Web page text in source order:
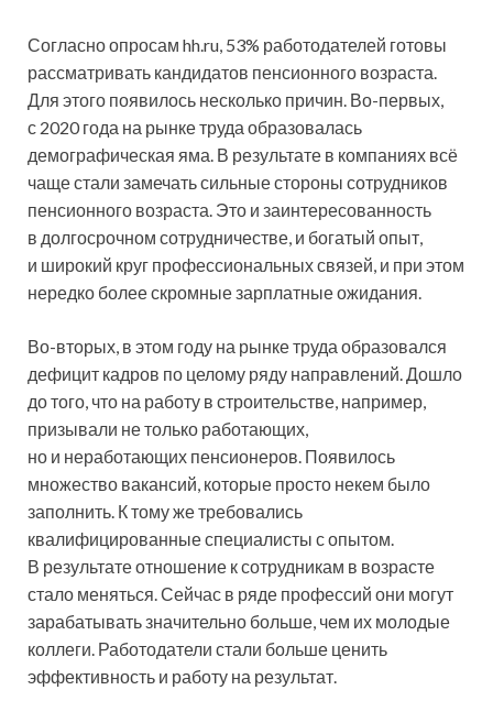
Согласно опросам hh.ru, 53% работодателей готовы
рассматривать кандидатов пенсионного возраста.
Для этого появилось несколько причин. Во-первых,
с 2020 года на рынке труда образовалась
демографическая яма. В результате в компаниях всё
чаще стали замечать сильные стороны сотрудников
пенсионного возраста. Это и заинтересованность
в долгосрочном сотрудничестве, и богатый опыт,
и широкий круг профессиональных связей, и при этом
нередко более скромные зарплатные ожидания.
Во-вторых, в этом году на рынке труда образовался
дефицит кадров по целому ряду направлений. Дошло
до того, что на работу в строительстве, например,
призывали не только работающих,
но и неработающих пенсионеров. Появилось
множество вакансий, которые просто некем было
заполнить. К тому же требовались
квалифицированные специалисты с опытом.
В результате отношение к сотрудникам в возрасте
стало меняться. Сейчас в ряде профессий они могут
зарабатывать значительно больше, чем их молодые
коллеги. Работодатели стали больше ценить
эффективность и работу на результат.